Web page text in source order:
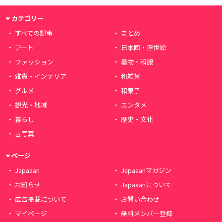
カテゴリー
すべての記事
まとめ
アート
日本画・浮世絵
ファッション
着物・和服
雑貨・インテリア
和雑貨
グルメ
和菓子
観光・地域
エンタメ
暮らし
歴史・文化
古写真
ページ
Japaaan
Japaaanマガジン
お知らせ
Japaaanについて
広告掲載について
お問い合わせ
マイページ
無料メンバー登録